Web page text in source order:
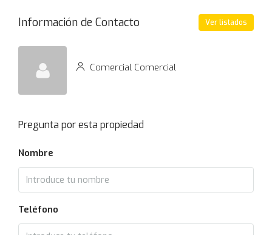
Información de Contacto Ver listados
Comercial Comercial
Pregunta por esta propiedad
Nombre
Teléfono